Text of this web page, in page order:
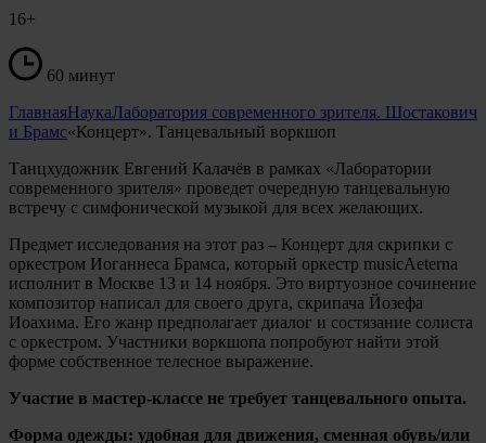
16+
60 минут
ГлавнаяНаукаЛаборатория современного зрителя. Шостакович
и Брамс«Концерт». Танцевальный воркшоп
Танцхудожник Евгений Калачёв в рамках «Лаборатории
современного зрителя» проведет очередную танцевальную
встречу с симфонической музыкой для всех желающих.
Предмет исследования на этот раз – Концерт для скрипки с
оркестром Иоганнеса Брамса, который оркестр musicAeterna
исполнит в Москве 13 и 14 ноября. Это виртуозное сочинение
композитор написал для своего друга, скрипача Йозефа
Иоахима. Его жанр предполагает диалог и состязание солиста
с оркестром. Участники воркшопа попробуют найти этой
форме собственное телесное выражение.
Участие в мастер-классе не требует танцевального опыта.
Форма одежды: удобная для движения, сменная обувь/или